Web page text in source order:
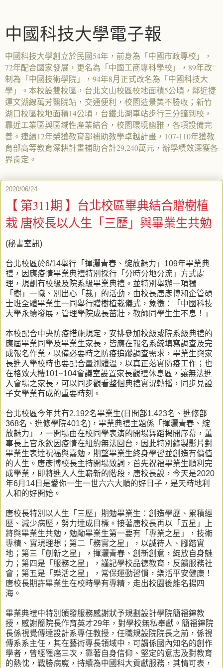
中國科技大學電子報
中國科技大學創立於民國54年，前身為「中國市政專校」，
72年配合國家發展，更名為「中國工商專科學校」，89年改
制為「中國技術學院」，94年8月正式改名為「中國科技大
學」。本校設雙校區，台北文山校區校地面積5公頃，鄰近捷
運文湖線萬芳醫院站，交通便利，校園造景美不勝收；新竹
湖口校區校地面積14公頃，台鐵北湖車站步行三分鐘到校，
靠近工業區與區域性產業結合，校園環境幽雅，各項設備完
善。連續12年榮獲教育部補助教學卓越計畫，107-110年獲教
育部高等教育深耕計畫補助合計29,240萬元，辦學績效深獲各
界肯定。
2020/06/24
【 第311期 】台北校區畢典結合贈樹植
栽 唐校長以人生「三歷」與畢業生共勉
(秘書室訊)
台北校區於6/14舉行「揮灑青春、綻放魅力」109年畢業典
禮，因應疫情畢業典禮特別採行「分時分地分流」方式處
理，規劃有校級及院系級畢業典禮。並特別舉辦一項獨
「樹」一幟、別出心「裁」的活動，由校長唐彥博和企管碩
士班全體畢業生一同舉行贈樹植栽儀式，象徵：「中國科技
大學永續發展，管理學院成長茁壯，教師同學生生不息！」
本校配合中央防疫措施規定，安排參加校級或院系級典禮的
應屆畢業同學及畢業生家長，皆應在報名系統填寫調查及完
成報名作業，以備必要時之防疫追蹤調查需求，畢業生與家
長進入學校時也要配合量測體溫，以真正落實防疫工作；也
在格致大樓101~104會議室設置家長觀禮休息區，讓無法進
入會場之家長，可以同步觀看整個典禮實況轉播，同步見證
子女學業有成的重要時刻。
台北校區今年共有2,192名畢業生(日間部1,423名、進修部
368名、進修學院401名)，畢業典禮主題係「揮灑青春、綻
放魅力」，一開場由在校同學表演的開場舞蹈揭開序幕，董
事長上官永欽因疫情在紐約無法回台，因此特別錄製影片對
畢業生表達祝福與嘉勉，期望畢業生終身學習並創造有價值
的人生。唐彥博校長主持開場致詞，首先祝福畢業生順利完
成學業，即將進入人生嶄新的階段，唐校長說，今天是2020
年6月14日是愛你一生一世六六大順的好日子，是天時地利
人和的好開始。
唐校長特別以人生「三歷」期勉畢業生：創造學歷、累積經
歷、減少病歷，努力達成目標。接著唐校長再以「五星」上
將與畢業生共勉，勉勵畢業生第一要有「專業之星」，技術
專精、實現理想；第二「務實之星」，以誠待人、腳踏實
地；第三「創新之星」，揮灑青春、創新創意，綻放自身魅
力；第四是「服務之星」，謹記學校品德教育，反饋服務社
會；第五是「樂活之星」，常保運動習慣，樂活平安健康！
唐校長期許畢業生在校時學有專精，走出校園後能名揚四
海。
畢業典禮中特別頒發服務感謝狀予規劃設計學院簡福鋛教
授，感謝簡院長作育英才29年，對學校無私奉獻。簡福鋛院
長係視覺傳達設計系專任教授，任職規設院院長之前，係視
傳系系主任，其在藝術專長領域中，可謂係國內知名的創作
學者，曾經罹癌三次，靠著自身信仰、堅定的意志及對教育
的熱忱，戰勝病魔，持續為中國科大貢獻服務，其情可表，